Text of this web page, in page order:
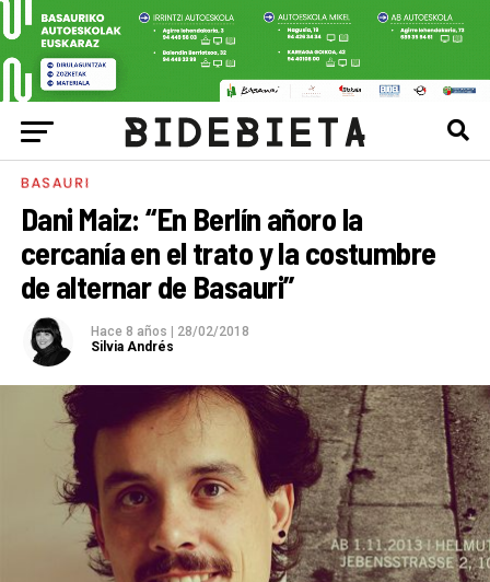
BASAURI
Dani Maiz: “En Berlín añoro la
cercanía en el trato y la costumbre
de alternar de Basauri”
Hace 8 años
28/02/2018
Silvia Andrés